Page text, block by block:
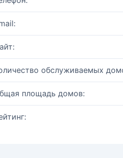
обслуживаемых
площадь домов: